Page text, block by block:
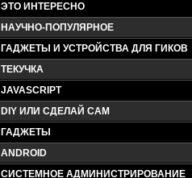
ЭТО ИНТЕРЕСНО
НАУЧНО-ПОПУЛЯРНОЕ
ГАДЖЕТЫ И УСТРОЙСТВА ДЛЯ ГИКОВ
ТЕКУЧКА
JAVASCRIPT
DIY ИЛИ СДЕЛАЙ САМ
ГАДЖЕТЫ
ANDROID
СИСТЕМНОЕ АДМИНИСТРИРОВАНИЕ